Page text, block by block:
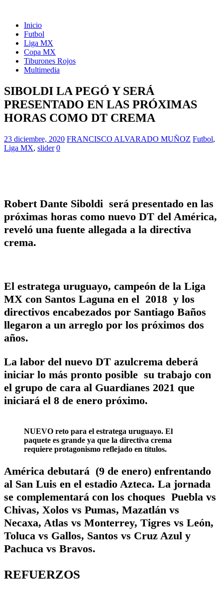
Inicio
Futbol
Liga MX
Copa MX
Tiburones Rojos
Multimedia
SIBOLDI LA PEGÓ Y SERÁ
PRESENTADO EN LAS PRÓXIMAS
HORAS COMO DT CREMA
23 diciembre, 2020 FRANCISCO ALVARADO MUÑOZ Futbol,
Liga MX, slider 0
Robert Dante Siboldi será presentado en las
próximas horas como nuevo DT del América,
reveló una fuente allegada a la directiva
crema.
El estratega uruguayo, campeón de la Liga
MX con Santos Laguna en el 2018 y los
directivos encabezados por Santiago Baños
llegaron a un arreglo por los próximos dos
años.
La labor del nuevo DT azulcrema deberá
iniciar lo más pronto posible su trabajo con
el grupo de cara al Guardianes 2021 que
iniciará el 8 de enero próximo.
NUEVO reto para el estratega uruguayo. El
paquete es grande ya que la directiva crema
requiere protagonismo reflejado en títulos.
América debutará (9 de enero) enfrentando
al San Luis en el estadio Azteca. La jornada
se complementará con los choques Puebla vs
Chivas, Xolos vs Pumas, Mazatlán vs
Necaxa, Atlas vs Monterrey, Tigres vs León,
Toluca vs Gallos, Santos vs Cruz Azul y
Pachuca vs Bravos.
REFUERZOS